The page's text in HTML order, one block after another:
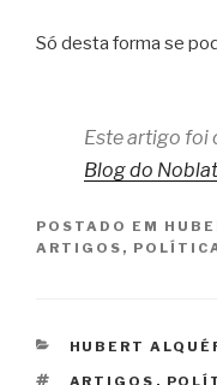
Só desta forma se
Este artigo foi
Blog do Noblat
POSTADO EM
ARTIGOS ,
CATEGORIAS
HUBERT
TAGS
ARTIGOS ,